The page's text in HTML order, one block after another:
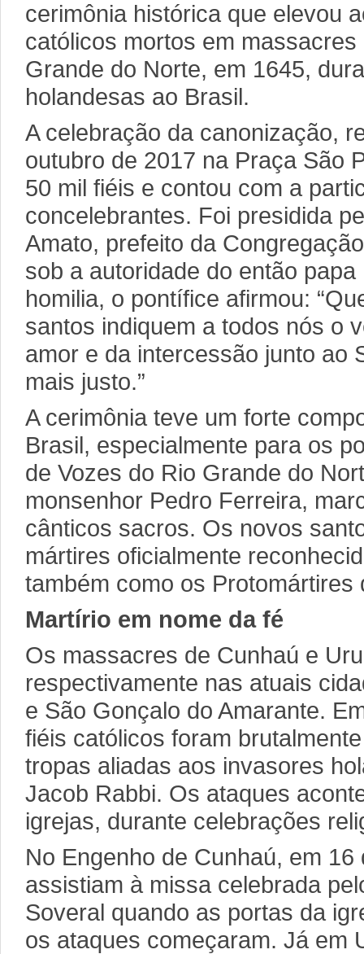
cerimônia histórica que elevou
católicos mortos em
Grande do Norte, em 1645,
holandesas ao Brasil.
A celebração da canonização,
outubro de 2017 na Praça São
50 mil fiéis e contou com a
concelebrantes. Foi presidida
Amato, prefeito da
sob a autoridade do então
homilia, o pontífice afirmou:
santos indiquem a todos nós o
amor e da intercessão junto ao
mais justo.”
A cerimônia teve um forte
Brasil, especialmente para os
de Vozes do Rio Grande do
monsenhor Pedro Ferreira,
cânticos sacros. Os novos
mártires oficialmente
também como os Protomártires
Martírio em nome da fé
Os massacres de Cunhaú e
respectivamente nas atuais
e São Gonçalo do Amarante.
fiéis católicos foram
tropas aliadas aos invasores
Jacob Rabbi. Os ataques
igrejas, durante celebrações
No Engenho de Cunhaú, em
assistiam à missa celebrada
Soveral quando as portas da
os ataques começaram. Já em